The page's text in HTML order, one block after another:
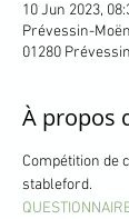
10 Jun 2023,
Prévessin-
01280
À propos
Compétition de
stableford.